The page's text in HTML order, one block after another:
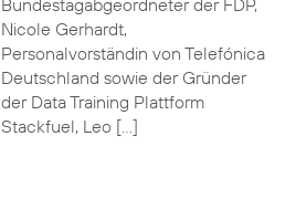
Bundestagabgeordneter der FDP,
Nicole Gerhardt,
Personalvorständin von Telefónica
Deutschland sowie der Gründer
der Data Training Plattform
Stackfuel, Leo […]